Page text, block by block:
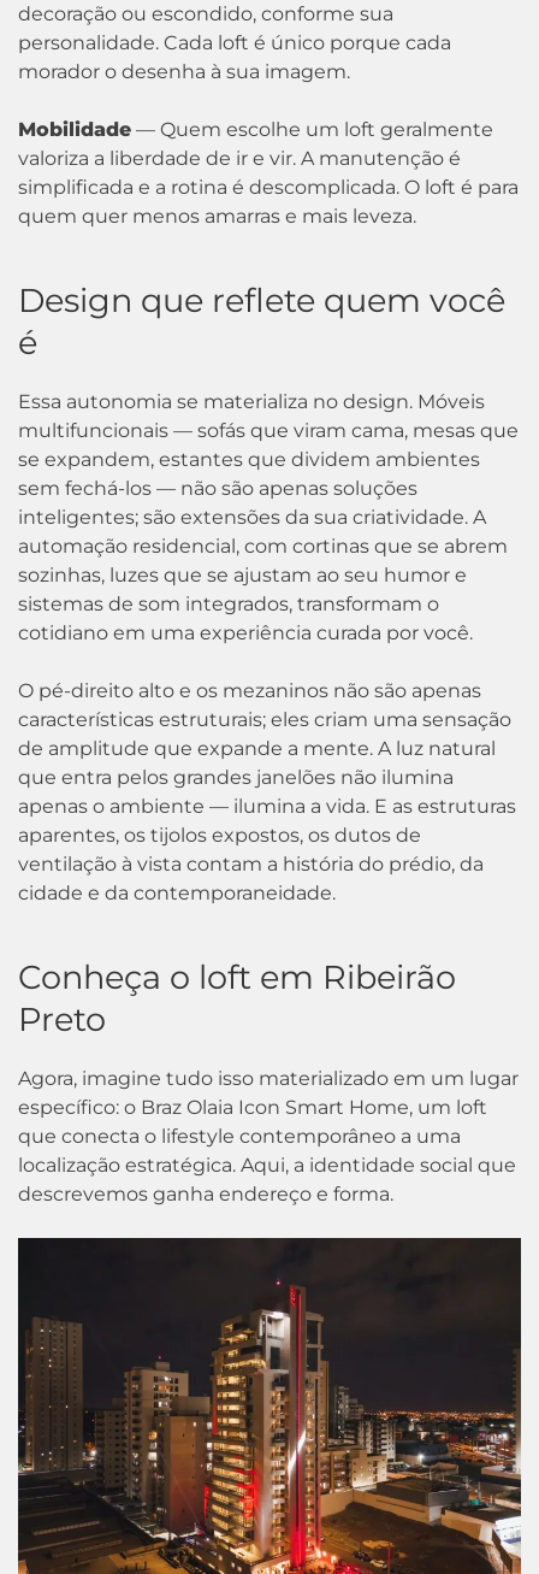
decoração ou escondido, conforme sua
personalidade. Cada loft é único porque cada
morador o desenha à sua imagem.
Mobilidade — Quem escolhe um loft geralmente
valoriza a liberdade de ir e vir. A manutenção é
simplificada e a rotina é descomplicada. O loft é para
quem quer menos amarras e mais leveza.
Design que reflete quem você
é
Essa autonomia se materializa no design. Móveis
multifuncionais — sofás que viram cama, mesas que
se expandem, estantes que dividem ambientes
sem fechá-los — não são apenas soluções
inteligentes; são extensões da sua criatividade. A
automação residencial, com cortinas que se abrem
sozinhas, luzes que se ajustam ao seu humor e
sistemas de som integrados, transformam o
cotidiano em uma experiência curada por você.
O pé-direito alto e os mezaninos não são apenas
características estruturais; eles criam uma sensação
de amplitude que expande a mente. A luz natural
que entra pelos grandes janelões não ilumina
apenas o ambiente — ilumina a vida. E as estruturas
aparentes, os tijolos expostos, os dutos de
ventilação à vista contam a história do prédio, da
cidade e da contemporaneidade.
Conheça o loft em Ribeirão
Preto
Agora, imagine tudo isso materializado em um lugar
específico: o Braz Olaia Icon Smart Home, um loft
que conecta o lifestyle contemporâneo a uma
localização estratégica. Aqui, a identidade social que
descrevemos ganha endereço e forma.